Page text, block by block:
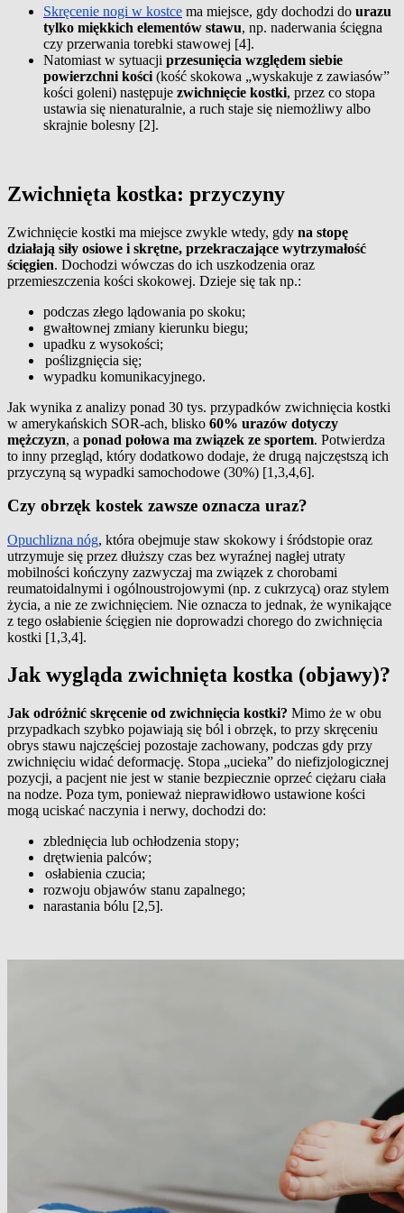
Skręcenie nogi w kostce ma miejsce, gdy dochodzi do urazu
tylko miękkich elementów stawu, np. naderwania ścięgna
czy przerwania torebki stawowej [4].
Natomiast w sytuacji przesunięcia względem siebie
powierzchni kości (kość skokowa „wyskakuje z zawiasów”
kości goleni) następuje zwichnięcie kostki, przez co stopa
ustawia się nienaturalnie, a ruch staje się niemożliwy albo
skrajnie bolesny [2].
Zwichnięta kostka: przyczyny
Zwichnięcie kostki ma miejsce zwykle wtedy, gdy na stopę
działają siły osiowe i skrętne, przekraczające wytrzymałość
ścięgien. Dochodzi wówczas do ich uszkodzenia oraz
przemieszczenia kości skokowej. Dzieje się tak np.:
podczas złego lądowania po skoku;
gwałtownej zmiany kierunku biegu;
upadku z wysokości;
poślizgnięcia się;
wypadku komunikacyjnego.
Jak wynika z analizy ponad 30 tys. przypadków zwichnięcia kostki
w amerykańskich SOR-ach, blisko 60% urazów dotyczy
mężczyzn, a ponad połowa ma związek ze sportem. Potwierdza
to inny przegląd, który dodatkowo dodaje, że drugą najczęstszą ich
przyczyną są wypadki samochodowe (30%) [1,3,4,6].
Czy obrzęk kostek zawsze oznacza uraz?
Opuchlizna nóg, która obejmuje staw skokowy i śródstopie oraz
utrzymuje się przez dłuższy czas bez wyraźnej nagłej utraty
mobilności kończyny zazwyczaj ma związek z chorobami
reumatoidalnymi i ogólnoustrojowymi (np. z cukrzycą) oraz stylem
życia, a nie ze zwichnięciem. Nie oznacza to jednak, że wynikające
z tego osłabienie ścięgien nie doprowadzi chorego do zwichnięcia
kostki [1,3,4].
Jak wygląda zwichnięta kostka (objawy)?
Jak odróżnić skręcenie od zwichnięcia kostki? Mimo że w obu
przypadkach szybko pojawiają się ból i obrzęk, to przy skręceniu
obrys stawu najczęściej pozostaje zachowany, podczas gdy przy
zwichnięciu widać deformację. Stopa „ucieka” do niefizjologicznej
pozycji, a pacjent nie jest w stanie bezpiecznie oprzeć ciężaru ciała
na nodze. Poza tym, ponieważ nieprawidłowo ustawione kości
mogą uciskać naczynia i nerwy, dochodzi do:
zblednięcia lub ochłodzenia stopy;
drętwienia palców;
osłabienia czucia;
rozwoju objawów stanu zapalnego;
narastania bólu [2,5].